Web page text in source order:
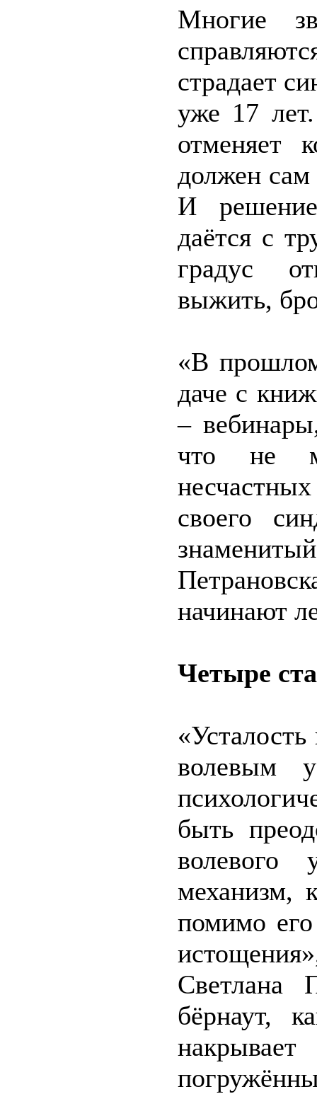
Многие
страдает
уже 17
отменяет
должен сам
И
даётся с
градус
выжить,
«В
даче с
–
что не
своего
начинают
Четыре
волевым
быть
волевого
механизм,
помимо
Светлана
бёрнаут,